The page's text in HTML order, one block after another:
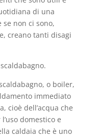
di una
non ci sono,
creano tanti disagi
o boiler,
immediato
cioè dell’acqua che
domestico e
caldaia che è uno